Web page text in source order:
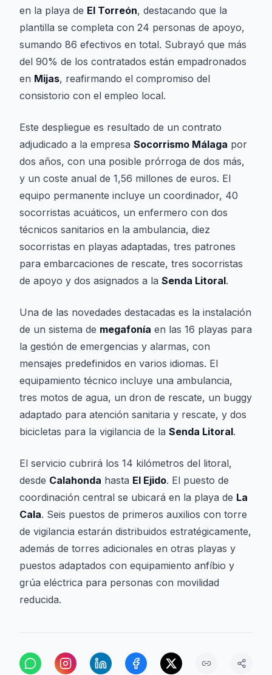
en la playa de El Torreón, destacando que la
plantilla se completa con 24 personas de apoyo,
sumando 86 efectivos en total. Subrayó que más
del 90% de los contratados están empadronados
en Mijas, reafirmando el compromiso del
consistorio con el empleo local.
Este despliegue es resultado de un contrato
adjudicado a la empresa Socorrismo Málaga por
dos años, con una posible prórroga de dos más,
y un coste anual de 1,56 millones de euros. El
equipo permanente incluye un coordinador, 40
socorristas acuáticos, un enfermero con dos
técnicos sanitarios en la ambulancia, diez
socorristas en playas adaptadas, tres patrones
para embarcaciones de rescate, tres socorristas
de apoyo y dos asignados a la Senda Litoral.
Una de las novedades destacadas es la instalación
de un sistema de megafonía en las 16 playas para
la gestión de emergencias y alarmas, con
mensajes predefinidos en varios idiomas. El
equipamiento técnico incluye una ambulancia,
tres motos de agua, un dron de rescate, un buggy
adaptado para atención sanitaria y rescate, y dos
bicicletas para la vigilancia de la Senda Litoral.
El servicio cubrirá los 14 kilómetros del litoral,
desde Calahonda hasta El Ejido. El puesto de
coordinación central se ubicará en la playa de La
Cala. Seis puestos de primeros auxilios con torre
de vigilancia estarán distribuidos estratégicamente,
además de torres adicionales en otras playas y
puestos adaptados con equipamiento anfíbio y
grúa eléctrica para personas con movilidad
reducida.